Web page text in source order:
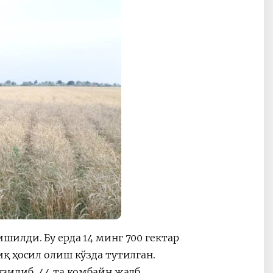
Бу ерда 14 минг 700 гектар
ҳосил олиш кўзда тутилган.